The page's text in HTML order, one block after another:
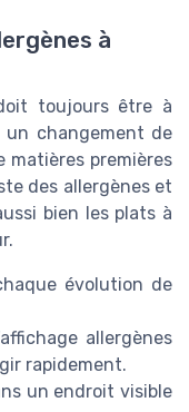
à
toujours être à
un changement de
matières premières
des allergènes et
bien les plats à
évolution de
allergènes
rapidement.
un endroit visible